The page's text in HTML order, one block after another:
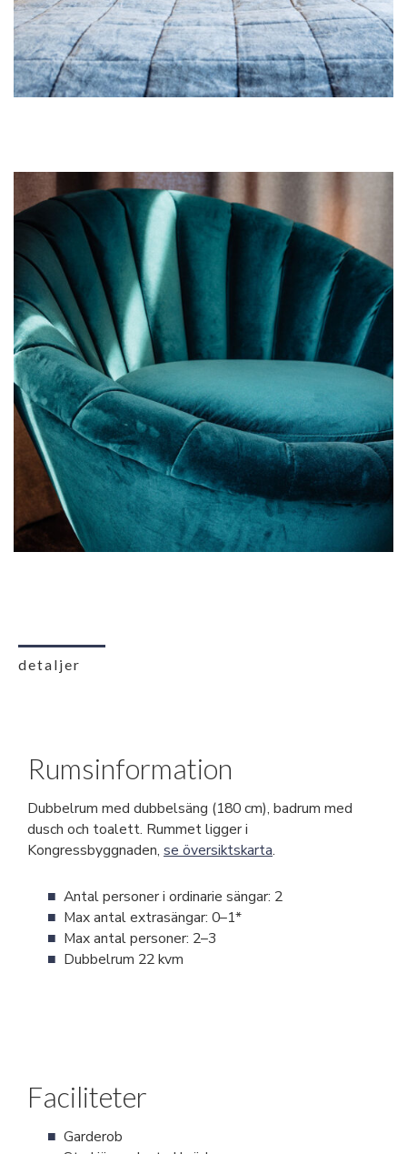
detaljer
Rumsinformation
Dubbelrum med dubbelsäng (180 cm), badrum med
dusch och toalett. Rummet ligger i
Kongressbyggnaden, se översiktskarta.
Antal personer i ordinarie sängar: 2
Max antal extrasängar: 0–1*
Max antal personer: 2–3
Dubbelrum 22 kvm
Faciliteter
Garderob